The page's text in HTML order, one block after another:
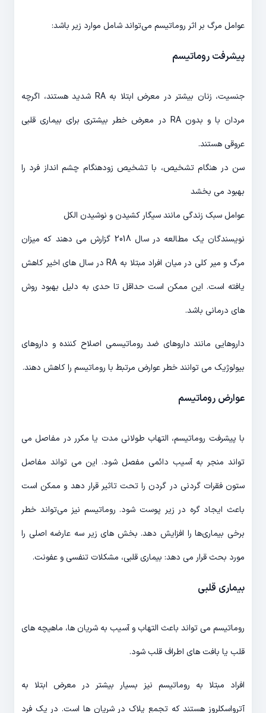
عوامل مرگ بر اثر روماتیسم می‌تواند شامل موارد زیر باشد:
پیشرفت روماتیسم
جنسیت، زنان بیشتر در معرض ابتلا به RA شدید هستند، اگرچه
مردان با و بدون RA در معرض خطر بیشتری برای بیماری قلبی
عروقی هستند.
سن در هنگام تشخیص، با تشخیص زودهنگام چشم انداز فرد را
بهبود می بخشد
عوامل سبک زندگی مانند سیگار کشیدن و نوشیدن الکل
نویسندگان یک مطالعه در سال 2018 گزارش می دهند که میزان
مرگ و میر کلی در میان افراد مبتلا به RA در سال های اخیر کاهش
یافته است. این ممکن است حداقل تا حدی به دلیل بهبود روش
های درمانی باشد.
داروهایی مانند داروهای ضد روماتیسمی اصلاح کننده و داروهای
بیولوژیک می توانند خطر عوارض مرتبط با روماتیسم را کاهش دهند.
عوارض روماتیسم
با پیشرفت روماتیسم، التهاب طولانی مدت یا مکرر در مفاصل می
تواند منجر به آسیب دائمی مفصل شود. این می تواند مفاصل
ستون فقرات گردنی در گردن را تحت تاثیر قرار دهد و ممکن است
باعث ایجاد گره در زیر پوست شود. روماتیسم نیز می‌تواند خطر
برخی بیماری‌ها را افزایش دهد. بخش های زیر سه عارضه اصلی را
مورد بحث قرار می دهد: بیماری قلبی، مشکلات تنفسی و عفونت.
بیماری قلبی
روماتیسم می تواند باعث التهاب و آسیب به شریان ها، ماهیچه های
قلب یا بافت های اطراف قلب شود.
افراد مبتلا به روماتیسم نیز بسیار بیشتر در معرض ابتلا به
آترواسکلروز هستند که تجمع پلاک در شریان ها است. در یک فرد